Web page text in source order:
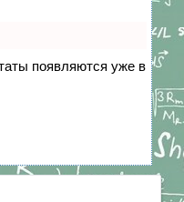
появляются уже в